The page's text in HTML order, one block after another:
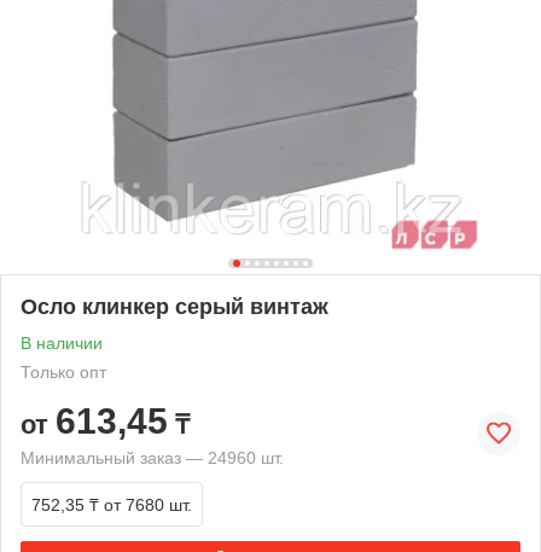
Осло клинкер серый винтаж
В наличии
Только опт
от 613,45 ₸
Минимальный заказ — 24960 шт.
752,35 ₸ от 7680 шт.